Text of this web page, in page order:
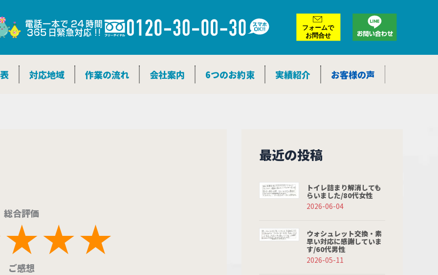
対応地域 作業の流れ 会社案内 6つのお約束 実績紹介 お客様の声
総合評価
ご感想
最近の投稿
トイレ詰まり解消しても
らいました/80代女性
2026-06-04
ウォシュレット交換・素
早い対応に感謝していま
す/60代男性
2026-05-11